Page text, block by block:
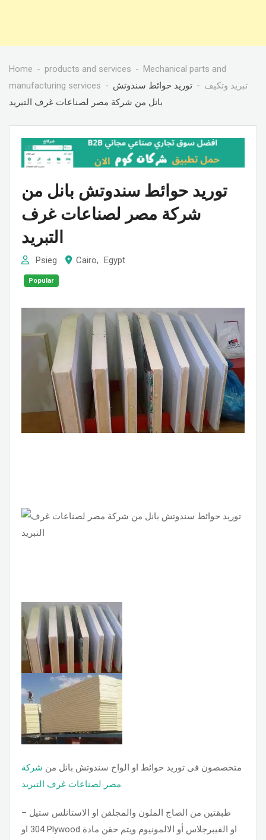
Home products and services
Mechanical parts and
manufacturing services
تبريد وتكيف
توريد حوائط سندوتش
بانل من شركة مصر لصناعات غرف التبريد
توريد حوائط سندوتش بانل من
شركة مصر لصناعات غرف
التبريد
Psieg Cairo, Egypt
Popular
متخصصون فى توريد حوائط او الواح سندوتش بانل من شركة
مصر لصناعات غرف التبريد.
– طبقتين من الصاج الملون والمجلفن او الاستانلس ستيل
304 او Plywood او الفيبرجلاس أو الالمونيوم ويتم حقن مادة